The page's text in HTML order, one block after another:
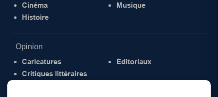
Cinéma
Histoire
Musique
Opinion
Caricatures
Critiques littéraires
Éditoriaux